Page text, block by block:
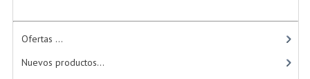
Ofertas ...
Nuevos productos...